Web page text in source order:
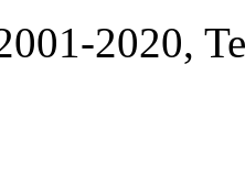
2020,